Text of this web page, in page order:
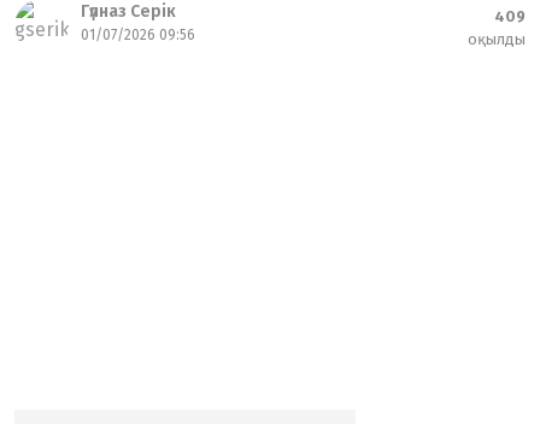
Гүлназ Серік
01/07/2026 09:56
409
оқылды